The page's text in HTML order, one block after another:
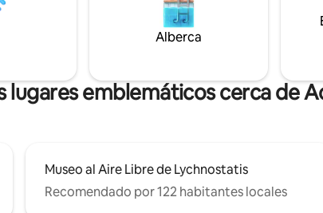
de 50 pulgadas. •
modernas: construido en
una cama tamaño king, cocina
comodidad en mente. Si
en Heraclión por
simplemente necesitas
bienestar durante unas
Alberca
lugares emblemáticos cerca de
Museo al Aire Libre de Lychnostatis
Recomendado por 122 habitantes locales